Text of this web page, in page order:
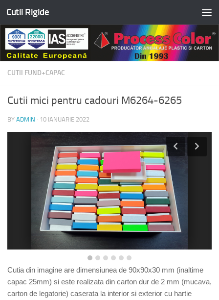
Skip to content
Cutii Rigide
CUTII FUND+CAPAC
Cutii mici pentru cadouri M6264-6265
BY ADMIN · 10 IANUARIE 2022
Cutia din imagine are dimensiunea de 90x90x30 mm (inaltime
capac 25mm) si este realizata din carton dur de 2 mm (mucava,
carton de legatorie) caserata la interior si exterior cu hartie